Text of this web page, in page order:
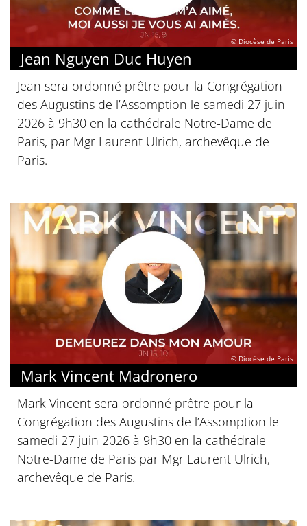
© Diocèse de Paris
Jean Nguyen Duc Huyen
Jean sera ordonné prêtre pour la Congrégation
des Augustins de l’Assomption le samedi 27 juin
2026 à 9h30 en la cathédrale Notre-Dame de
Paris, par Mgr Laurent Ulrich, archevêque de
Paris.
© Diocèse de Paris
Mark Vincent Madronero
Mark Vincent sera ordonné prêtre pour la
Congrégation des Augustins de l’Assomption le
samedi 27 juin 2026 à 9h30 en la cathédrale
Notre-Dame de Paris par Mgr Laurent Ulrich,
archevêque de Paris.